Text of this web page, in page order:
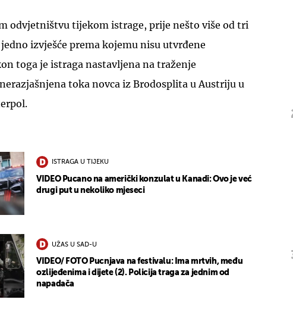
odvjetništvu tijekom istrage, prije nešto više od tri
izvješće prema kojemu nisu utvrđene
toga je istraga nastavljena na traženje
toka novca iz Brodosplita u Austriju u
ISTRAGA U TIJEKU
VIDEO Pucano na američki konzulat u Kanadi: Ovo je već
drugi put u nekoliko mjeseci
UŽAS U SAD-U
VIDEO/ FOTO Pucnjava na festivalu: Ima mrtvih, među
ozlijeđenima i dijete (2). Policija traga za jednim od
napadača